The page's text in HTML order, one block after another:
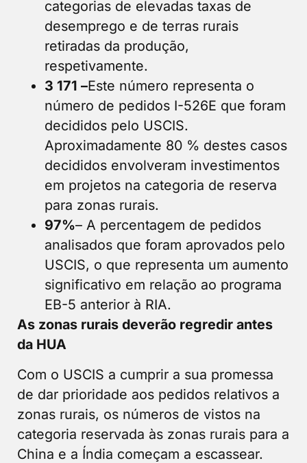
categorias de elevadas taxas de
desemprego e de terras rurais
retiradas da produção,
respetivamente.
3 171 –Este número representa o
número de pedidos I-526E que foram
decididos pelo USCIS.
Aproximadamente 80 % destes casos
decididos envolveram investimentos
em projetos na categoria de reserva
para zonas rurais.
97%– A percentagem de pedidos
analisados que foram aprovados pelo
USCIS, o que representa um aumento
significativo em relação ao programa
EB-5 anterior à RIA.
As zonas rurais deverão regredir antes
da HUA
Com o USCIS a cumprir a sua promessa
de dar prioridade aos pedidos relativos a
zonas rurais, os números de vistos na
categoria reservada às zonas rurais para a
China e a Índia começam a escassear.